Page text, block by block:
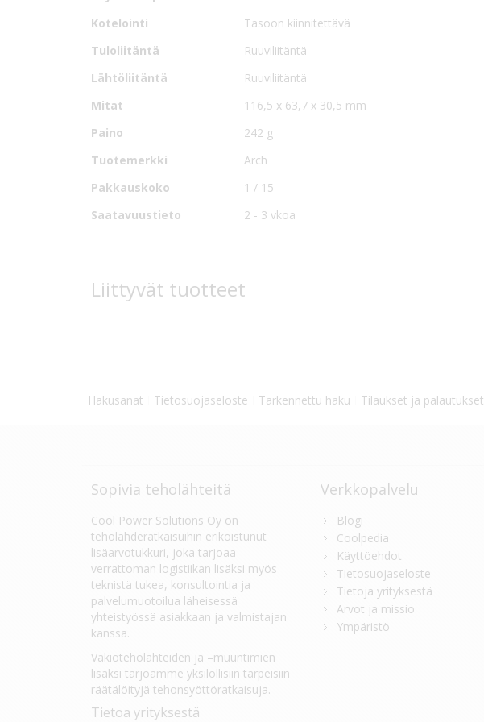
Kotelointi
Tasoon kiinnitettävä
Tuloliitäntä
Ruuviliitäntä
Lähtöliitäntä
Ruuviliitäntä
Mitat
116,5 x 63,7 x 30,5 mm
Paino
242 g
Tuotemerkki
Arch
Pakkauskoko
1 / 15
Saatavuustieto
2 - 3 vkoa
Liittyvät tuotteet
Hakusanat Tietosuojaseloste Tarkennettu haku Tilaukset ja palautukset
Sopivia teholähteitä
Cool Power Solutions Oy on
teholähderatkaisuihin erikoistunut
lisäarvotukkuri, joka tarjoaa
verrattoman logistiikan lisäksi myös
teknistä tukea, konsultointia ja
palvelumuotoilua läheisessä
yhteistyössä asiakkaan ja valmistajan
kanssa.
Vakioteholähteiden ja –muuntimien
lisäksi tarjoamme yksilöllisiin tarpeisiin
räätälöityjä tehonsyöttöratkaisuja.
Tietoa yrityksestä
Verkkopalvelu
Blogi
Coolpedia
Käyttöehdot
Tietosuojaseloste
Tietoja yrityksestä
Arvot ja missio
Ympäristö